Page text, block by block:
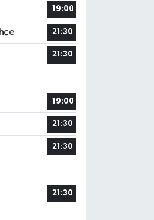
19:00
21:30
21:30
19:00
21:30
21:30
21:30